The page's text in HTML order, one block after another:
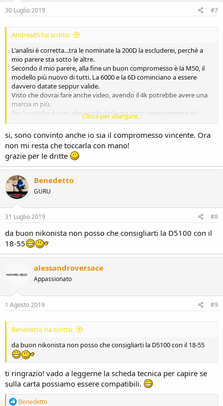
30 Luglio 2019 #7
Andrea85 ha scritto:
L'analisi è corretta...tra le nominate la 200D la escluderei, perchè a
mio parere sta sotto le altre.
Secondo il mio parere, alla fine un buon compromesso è la M50, il
modello più nuovo di tutti. La 6000 e la 6D cominciano a essere
davvero datate seppur valide.
Visto che dovrai fare anche video, avendo il 4k potrebbe avere una
marcia in più.
Per le ottiche è vero che quelle dedicate sono generalmente più
costose, ma tieni presente che esistono degli ottimi adattatori
autofocus per le ottiche Canon EF che ti permettono di usare tutte
le lenti Canon sulla M50.
Come software di post produzione consiglio Lightroom e
Photoshop, perchè molti programmi di fotosviluppo e ritocco
ancora non supportano i nuovi file della M50.
Clicca per allargare...
si, sono convinto anche io sia il compromesso vincente. Ora
non mi resta che toccarla con mano!
grazie per le dritte
Benedetto
GURU
31 Luglio 2019 #8
da buon nikonista non posso che consigliarti la D5100 con il
18-55
alessandroversace
Appassionato
1 Agosto 2019 #9
Benedetto ha scritto:
da buon nikonista non posso che consigliarti la D5100 con il 18-55
ti ringrazio! vado a leggerne la scheda tecnica per capire se
sulla carta possiamo essere compatibili.
R
Benedetto